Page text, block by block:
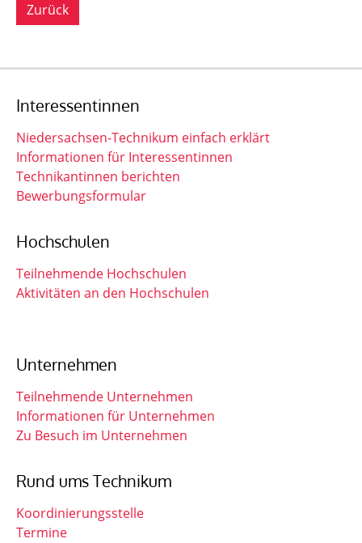
Zurück
Interessentinnen
Niedersachsen-Technikum einfach erklärt
Informationen für Interessentinnen
Technikantinnen berichten
Bewerbungsformular
Hochschulen
Teilnehmende Hochschulen
Aktivitäten an den Hochschulen
Unternehmen
Teilnehmende Unternehmen
Informationen für Unternehmen
Zu Besuch im Unternehmen
Rund ums Technikum
Koordinierungsstelle
Termine